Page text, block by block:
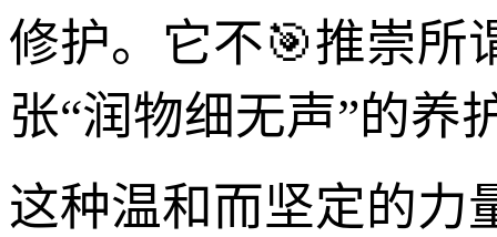
修护。它不🎯推崇所
张“润物细无声”的养
这种温和而坚定的力